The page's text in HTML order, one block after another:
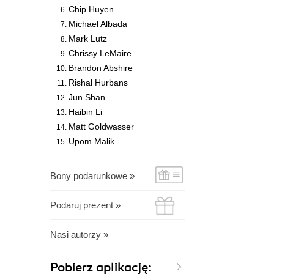
Chip Huyen
Michael Albada
Mark Lutz
Chrissy LeMaire
Brandon Abshire
Rishal Hurbans
Jun Shan
Haibin Li
Matt Goldwasser
Upom Malik
Bony podarunkowe »
Podaruj prezent »
Nasi autorzy »
Pobierz aplikację: